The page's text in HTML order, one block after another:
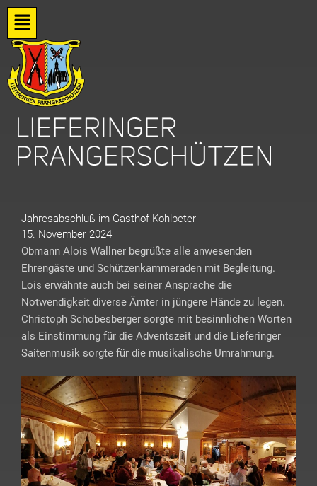
Zum
Inhalt
springen
Flyout
Menu
Jahresabschluß im Gasthof Kohlpeter
15. November 2024
Obmann Alois Wallner begrüßte alle anwesenden
Ehrengäste und Schützenkammeraden mit Begleitung.
Lois erwähnte auch bei seiner Ansprache die
Notwendigkeit diverse Ämter in jüngere Hände zu legen.
Christoph Schobesberger sorgte mit besinnlichen Worten
als Einstimmung für die Adventszeit und die Lieferinger
Saitenmusik sorgte für die musikalische Umrahmung.